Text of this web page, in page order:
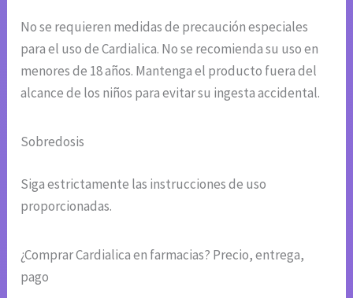
No se requieren medidas de precaución especiales
para el uso de Cardialica. No se recomienda su uso en
menores de 18 años. Mantenga el producto fuera del
alcance de los niños para evitar su ingesta accidental.
Sobredosis
Siga estrictamente las instrucciones de uso
proporcionadas.
¿Comprar Cardialica en farmacias? Precio, entrega,
pago